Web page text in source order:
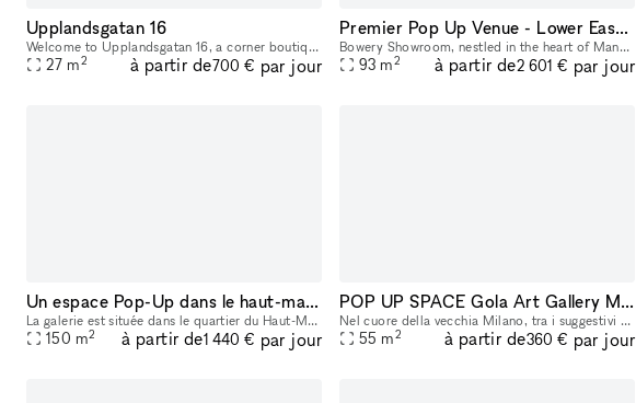
Upplandsgatan 16
Welcome to Upplandsgatan 16, a corner boutique that offers a prime location for retail in Stockholm's bustling city center. This 20 sqm space comes with an additional 7 sqm of storage, making it an i
27 m2 à partir de700 € par jour
Premier Pop Up Venue - Lower East Side Manhattan
Bowery Showroom, nestled in the heart of Manhattan’s Lower East Side, is a premier pop-up venue known for its urban appeal and vibrant creative energy. With a minimalist, industrial-chic aesthetic, t
93 m2 à partir de2 601 € par jour
Un espace Pop-Up dans le haut-marais
La galerie est située dans le quartier du Haut-Marais, en plein cœur de Paris, à deux pas de la place de la République et non loin du centre Pompidou et de l'hôtel de Ville. Elle se trouve au cœur d'
150 m2 à partir de1 440 € par jour
POP UP SPACE Gola Art Gallery Milano Navigli
Nel cuore della vecchia Milano, tra i suggestivi scorci dei Navigli, Gola Gallery é uno spazio di 55 mq che si presta come location ideale per esposizioni d'arte, eventi esclusivi e temporary shop. L
55 m2 à partir de360 € par jour